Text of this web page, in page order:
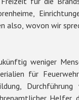
also, wovon wir
weniger
für
Durchführung
Helfer,